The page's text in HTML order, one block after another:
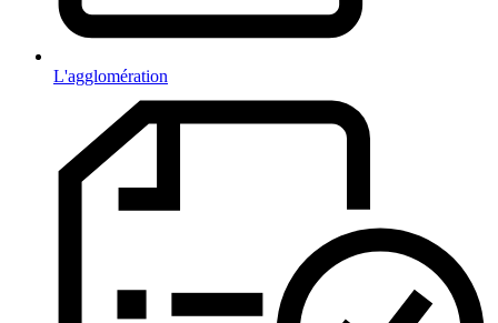
L'agglomération